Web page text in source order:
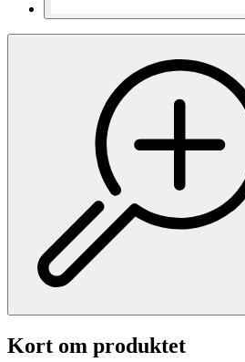
Kort om produktet